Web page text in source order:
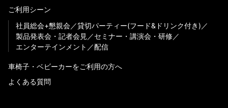
ご利用シーン
社員総会+懇親会
貸切パーティー(フード&ドリンク付き)
製品発表会・記者会見
セミナー・講演会・研修
エンターテインメント
配信
車椅子・ベビーカーをご利用の方へ
よくある質問